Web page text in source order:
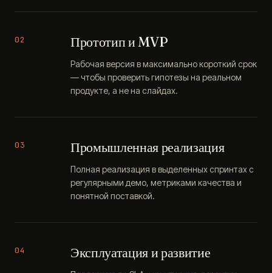
02 Прототип и MVP
Рабочая версия в максимально короткий срок
— чтобы проверить гипотезы на реальном
продукте, а не на слайдах.
03 Промышленная реализация
Полная реализация в выделенных спринтах с
регулярными демо, метриками качества и
понятной поставкой.
04 Эксплуатация и развитие